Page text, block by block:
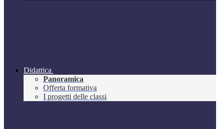
Didattica
Panoramica
Offerta formativa
I progetti delle classi